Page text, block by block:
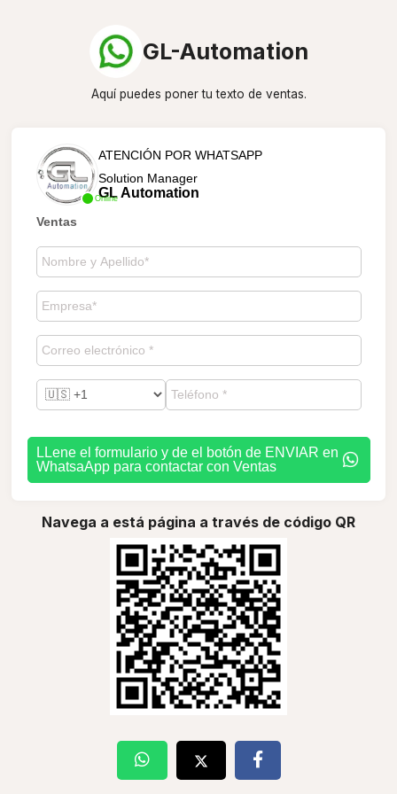
GL-Automation
Aquí puedes poner tu texto de ventas.
Online
ATENCIÓN POR WHATSAPP
Solution Manager
GL Automation
Ventas
LLene el formulario y de el botón de ENVIAR en
WhatsaApp para contactar con Ventas
Navega a está página a través de código QR